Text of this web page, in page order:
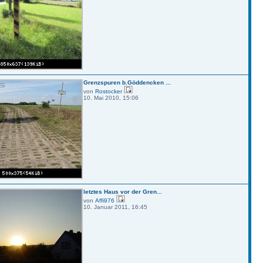
Grenzspuren b.Göddencken ...
von Rostocker
10. Mai 2010, 15:06
letztes Haus vor der Gren...
von Affi976
10. Januar 2011, 16:45